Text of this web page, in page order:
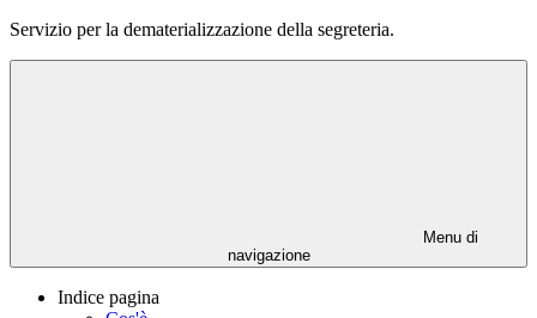
Servizio per la dematerializzazione della segreteria.
Menu di
navigazione
Indice pagina